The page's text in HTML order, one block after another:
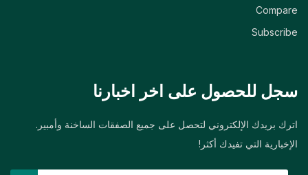
Compare
Subscribe
سجل للحصول على اخر اخبارنا
اترك بريدك الإلكتروني لتحصل على جميع الصفقات الساخنة وأمبير.
الإخبارية التي تفيدك أكثر!